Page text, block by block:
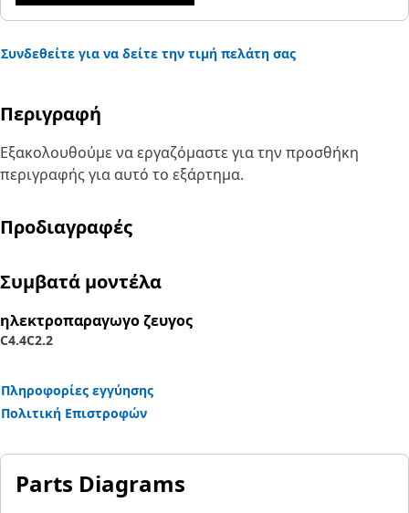
Συνδεθείτε για να δείτε την τιμή πελάτη σας
Περιγραφή
Εξακολουθούμε να εργαζόμαστε για την προσθήκη
περιγραφής για αυτό το εξάρτημα.
Προδιαγραφές
Συμβατά μοντέλα
ηλεκτροπαραγωγο ζευγος
C4.4C2.2
Πληροφορίες εγγύησης
Πολιτική Επιστροφών
Parts Diagrams